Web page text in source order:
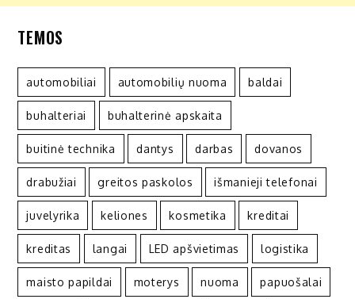
TEMOS
automobiliai automobilių nuoma baldai
buhalteriai buhalterinė apskaita
buitinė technika dantys darbas dovanos
drabužiai greitos paskolos išmanieji telefonai
juvelyrika keliones kosmetika kreditai
kreditas langai LED apšvietimas logistika
maisto papildai moterys nuoma papuošalai